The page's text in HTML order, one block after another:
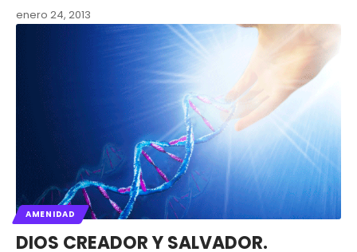
enero 24, 2013
AMENIDAD
DIOS CREADOR Y SALVADOR.